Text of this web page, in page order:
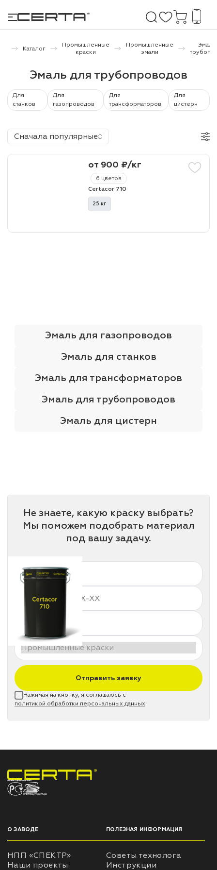
покрытия
и дачи
бетону,
Каталог
Промышленные
краски
Промышленные
эмали
Эмаль для трубопроводов
Для
станков
Для
газопроводов
Для
трансформаторов
Для
цистерн
Сначала популярные
6 цветов
от 900 ₽/кг
Certacor 710
25 кг
Эмаль для газопроводов
Эмаль для станков
Эмаль для трансформаторов
Эмаль для трубопроводов
Эмаль для цистерн
Не знаете, какую краску выбрать?
Мы поможем подобрать материал
под вашу задачу.
Отправить заявку
Нажимая на кнопку, я соглашаюсь с
политикой обработки персональных данных
НПП «СПЕКТР» ЗАВОД ЛАКОКРАСОЧНЫХ МАТЕРИАЛОВ
О ЗАВОДЕ
НПП «СПЕКТР»
Наши проекты
ПОЛЕЗНАЯ ИНФОРМАЦИЯ
Советы технолога
Инструкции